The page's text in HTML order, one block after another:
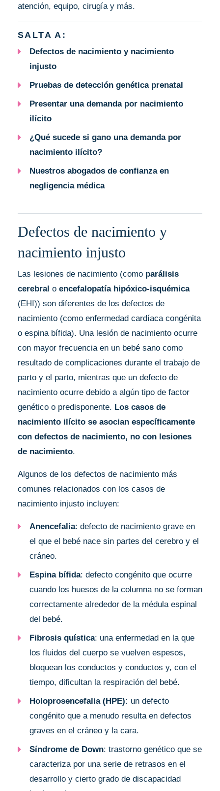
atención, equipo, cirugía y más.
SALTA A:
Defectos de nacimiento y nacimiento
injusto
Pruebas de detección genética prenatal
Presentar una demanda por nacimiento
ilícito
¿Qué sucede si gano una demanda por
nacimiento ilícito?
Nuestros abogados de confianza en
negligencia médica
Defectos de nacimiento y
nacimiento injusto
Las lesiones de nacimiento (como parálisis
cerebral o encefalopatía hipóxico-isquémica
(EHI)) son diferentes de los defectos de
nacimiento (como enfermedad cardíaca congénita
o espina bífida). Una lesión de nacimiento ocurre
con mayor frecuencia en un bebé sano como
resultado de complicaciones durante el trabajo de
parto y el parto, mientras que un defecto de
nacimiento ocurre debido a algún tipo de factor
genético o predisponente. Los casos de
nacimiento ilícito se asocian específicamente
con defectos de nacimiento, no con lesiones
de nacimiento.
Algunos de los defectos de nacimiento más
comunes relacionados con los casos de
nacimiento injusto incluyen:
Anencefalia: defecto de nacimiento grave en
el que el bebé nace sin partes del cerebro y el
cráneo.
Espina bífida: defecto congénito que ocurre
cuando los huesos de la columna no se forman
correctamente alrededor de la médula espinal
del bebé.
Fibrosis quística: una enfermedad en la que
los fluidos del cuerpo se vuelven espesos,
bloquean los conductos y conductos y, con el
tiempo, dificultan la respiración del bebé.
Holoprosencefalia (HPE): un defecto
congénito que a menudo resulta en defectos
graves en el cráneo y la cara.
Síndrome de Down: trastorno genético que se
caracteriza por una serie de retrasos en el
desarrollo y cierto grado de discapacidad